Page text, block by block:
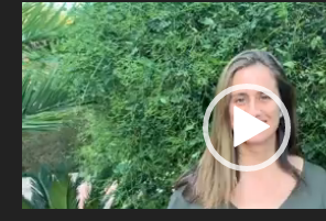
Reproductor
de
vídeo